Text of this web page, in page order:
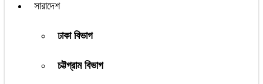
সারাদেশ
ঢাকা বিভাগ
চট্টগ্রাম বিভাগ